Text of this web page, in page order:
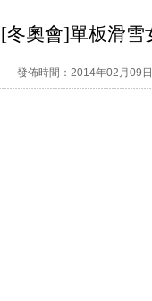
[冬奧會]單板滑雪
發佈時間：2014年02月09